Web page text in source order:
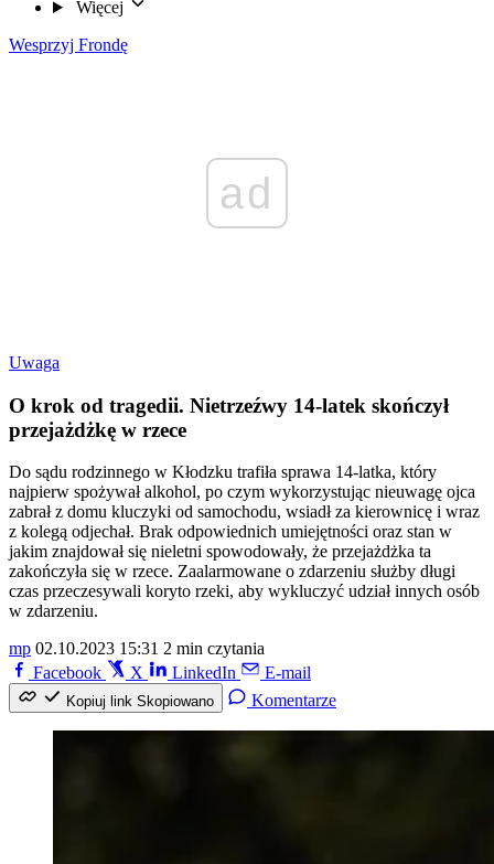
Więcej
Wesprzyj Frondę
ad
Uwaga
O krok od tragedii. Nietrzeźwy 14-latek skończył
przejażdżkę w rzece
Do sądu rodzinnego w Kłodzku trafiła sprawa 14-latka, który
najpierw spożywał alkohol, po czym wykorzystując nieuwagę ojca
zabrał z domu kluczyki od samochodu, wsiadł za kierownicę i wraz
z kolegą odjechał. Brak odpowiednich umiejętności oraz stan w
jakim znajdował się nieletni spowodowały, że przejażdżka ta
zakończyła się w rzece. Zaalarmowane o zdarzeniu służby długi
czas przeczesywali koryto rzeki, aby wykluczyć udział innych osób
w zdarzeniu.
mp 02.10.2023 15:31 2 min czytania
Facebook
X LinkedIn E-mail
Kopiuj link Skopiowano Komentarze